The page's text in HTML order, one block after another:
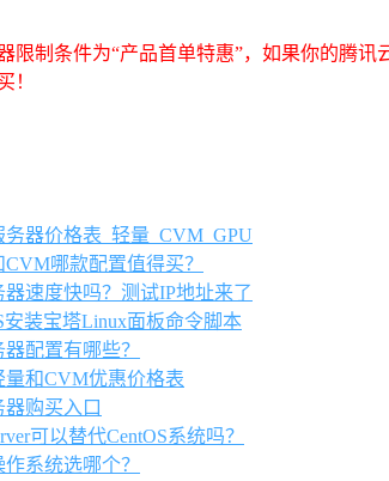
限制条件为“产品首单特惠”，如果你的腾讯
！
器价格表_轻量_CVM_GPU
哪款配置值得买？
速度快吗？测试IP地址来了
安装宝塔Linux面板命令脚本
配置有哪些？
量和CVM优惠价格表
购买入口
可以替代CentOS系统吗？
系统选哪个？